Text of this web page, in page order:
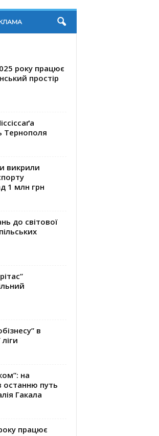
року працює
простір
Тернополя
викрили
1 млн грн
до світової
в
на
останню путь
Гакала
працює